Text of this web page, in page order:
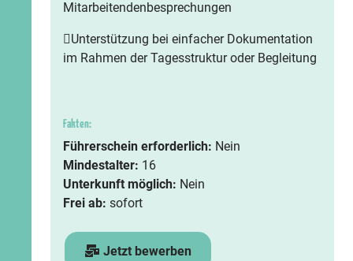
Mitarbeitendenbesprechungen
Unterstützung bei einfacher Dokumentation
im Rahmen der Tagesstruktur oder Begleitung
Fakten:
Führerschein erforderlich: Nein
Mindestalter: 16
Unterkunft möglich: Nein
Frei ab: sofort
Jetzt bewerben